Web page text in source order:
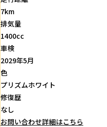
7km
排気量
1400cc
車検
2029年5月
色
プリズムホワイト
修復歴
なし
お問い合わせ詳細はこちら